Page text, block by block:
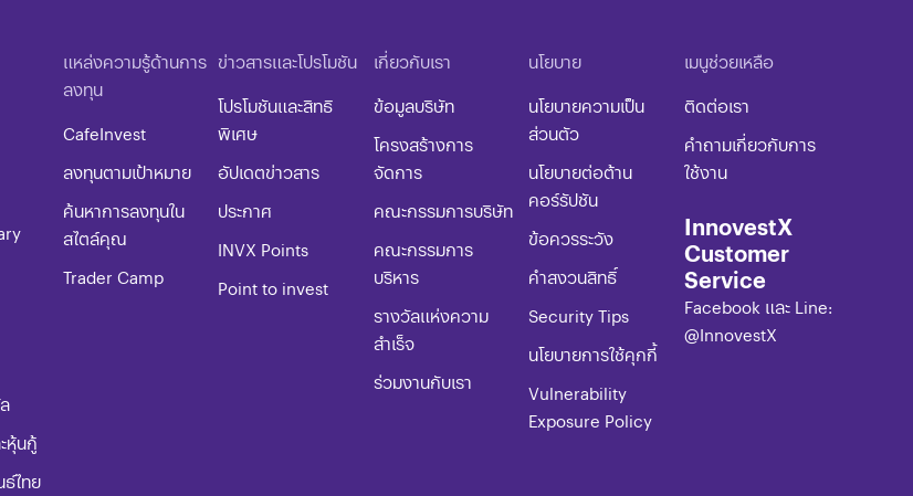
หุ้นกู้
ไทย
แหล่งความรู้ด้านการ
ลงทุน
CafeInvest
ลงทุนตามเป้าหมาย
ค้นหาการลงทุนใน
สไตล์คุณ
Trader Camp
ข่าวสารและโปรโมชัน
โปรโมชันและสิทธิ
พิเศษ
อัปเดตข่าวสาร
ประกาศ
INVX Points
Point to invest
เกี่ยวกับเรา
ข้อมูลบริษัท
โครงสร้างการ
จัดการ
คณะกรรมการบริษัท
คณะกรรมการ
บริหาร
รางวัลแห่งความ
สำเร็จ
ร่วมงานกับเรา
นโยบาย​
นโยบายความเป็น
ส่วนตัว
นโยบายต่อต้าน
คอร์รัปชัน​
ข้อควรระวัง​
​คำสงวนสิทธิ์
​​​Security Tips
​​​นโยบายการใช้คุกกี้
Vulnerability
Exposure Policy
เมนูช่วยเหลือ
ติดต่อเรา
คำถามเกี่ยวกับการ
ใช้งาน
InnovestX
Customer
Service
Facebook และ Line:
@InnovestX